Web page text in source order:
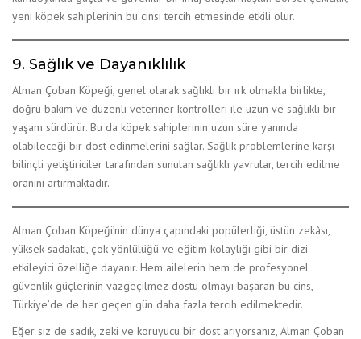
yeni köpek sahiplerinin bu cinsi tercih etmesinde etkili olur.
9. Sağlık ve Dayanıklılık
Alman Çoban Köpeği, genel olarak sağlıklı bir ırk olmakla birlikte,
doğru bakım ve düzenli veteriner kontrolleri ile uzun ve sağlıklı bir
yaşam sürdürür. Bu da köpek sahiplerinin uzun süre yanında
olabileceği bir dost edinmelerini sağlar. Sağlık problemlerine karşı
bilinçli yetiştiriciler tarafından sunulan sağlıklı yavrular, tercih edilme
oranını artırmaktadır.
Alman Çoban Köpeği’nin dünya çapındaki popülerliği, üstün zekâsı,
yüksek sadakati, çok yönlülüğü ve eğitim kolaylığı gibi bir dizi
etkileyici özelliğe dayanır. Hem ailelerin hem de profesyonel
güvenlik güçlerinin vazgeçilmez dostu olmayı başaran bu cins,
Türkiye’de de her geçen gün daha fazla tercih edilmektedir.
Eğer siz de sadık, zeki ve koruyucu bir dost arıyorsanız, Alman Çoban